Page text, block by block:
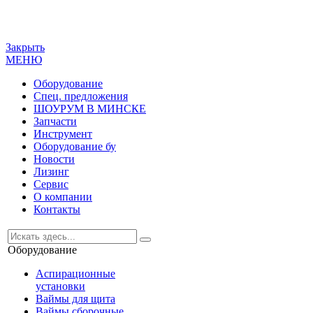
Закрыть
МЕНЮ
Оборудование
Спец. предложения
ШОУРУМ В МИНСКЕ
Запчасти
Инструмент
Оборудование бу
Новости
Лизинг
Сервис
О компании
Контакты
Оборудование
Аспирационные
установки
Ваймы для щита